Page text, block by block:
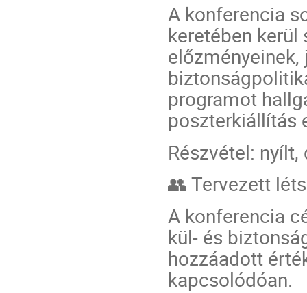
A konferencia
keretében
programot
poszterkiállítás
Részvétel:
👥 Tervezett
A konferencia
kül- és
hozzáadott
kapcsolódóan.